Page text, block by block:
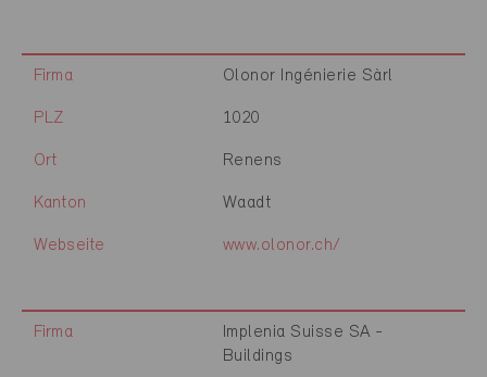
Firma Olonor Ingénierie Sàrl
PLZ 1020
Ort Renens
Kanton Waadt
Webseite www.olonor.ch/
Firma
Implenia Suisse SA -
Buildings